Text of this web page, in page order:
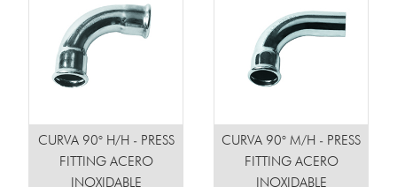
CURVA 90° H/H - PRESS
FITTING ACERO
INOXIDABLE
CURVA 90° M/H - PRESS
FITTING ACERO
INOXIDABLE